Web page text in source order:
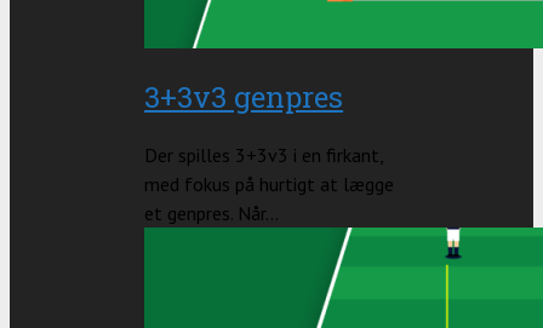
3+3v3 genpres
Der spilles 3+3v3 i en firkant,
med fokus på hurtigt at lægge
et genpres. Når...